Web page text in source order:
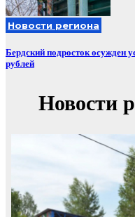
Новости региона
Бердский подросток осужден
рублей